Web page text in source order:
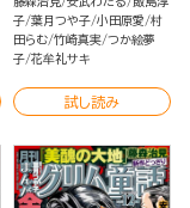
子 葉月つや子 小田原愛 村
田らむ 竹崎真実 つか絵夢
子 花牟礼サキ
試し読み